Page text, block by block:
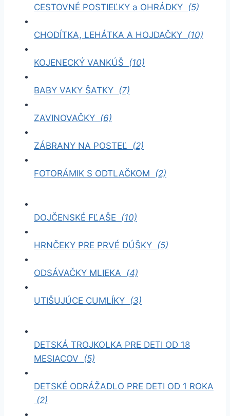
CESTOVNÉ POSTIEĽKY a OHRÁDKY (5)
CHODÍTKA, LEHÁTKA A HOJDAČKY (10)
KOJENECKÝ VANKÚŠ (10)
BABY VAKY ŠATKY (7)
ZAVINOVAČKY (6)
ZÁBRANY NA POSTEĽ (2)
FOTORÁMIK S ODTLAČKOM (2)
DOJČENSKÉ FĽAŠE (10)
HRNČEKY PRE PRVÉ DÚŠKY (5)
ODSÁVAČKY MLIEKA (4)
UTIŠUJÚCE CUMLÍKY (3)
DETSKÁ TROJKOLKA PRE DETI OD 18
MESIACOV (5)
DETSKÉ ODRÁŽADLO PRE DETI OD 1 ROKA
(2)